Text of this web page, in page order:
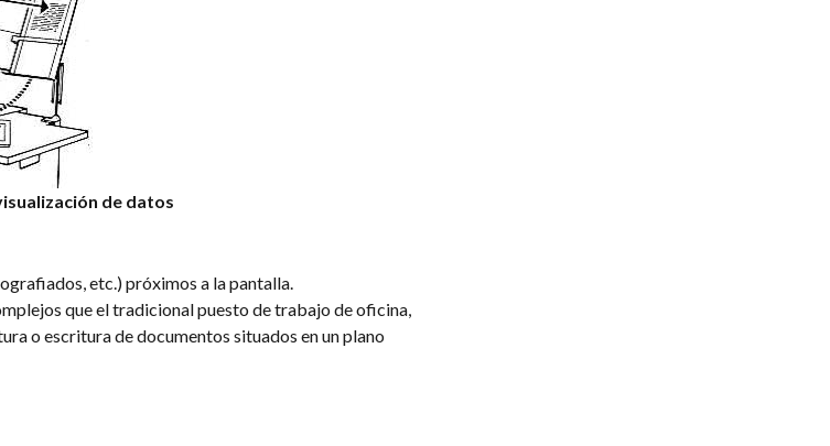
de datos
etc.) próximos a la pantalla.
que el tradicional puesto de trabajo de oficina,
o escritura de documentos situados en un plano